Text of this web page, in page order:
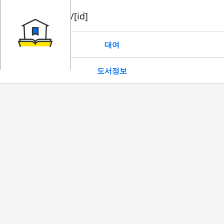
book/rent/[id]
대여
도서정보